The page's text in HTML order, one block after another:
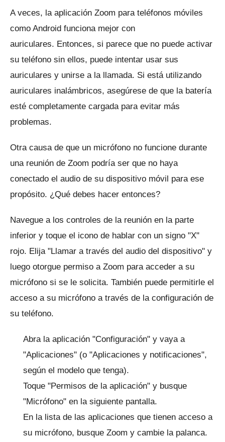
A veces, la aplicación Zoom para teléfonos móviles
como Android funciona mejor con
auriculares. Entonces, si parece que no puede activar
su teléfono sin ellos, puede intentar usar sus
auriculares y unirse a la llamada. Si está utilizando
auriculares inalámbricos, asegúrese de que la batería
esté completamente cargada para evitar más
problemas.
Otra causa de que un micrófono no funcione durante
una reunión de Zoom podría ser que no haya
conectado el audio de su dispositivo móvil para ese
propósito. ¿Qué debes hacer entonces?
Navegue a los controles de la reunión en la parte
inferior y toque el icono de hablar con un signo "X"
rojo. Elija "Llamar a través del audio del dispositivo" y
luego otorgue permiso a Zoom para acceder a su
micrófono si se le solicita. También puede permitirle el
acceso a su micrófono a través de la configuración de
su teléfono.
Abra la aplicación "Configuración" y vaya a
"Aplicaciones" (o "Aplicaciones y notificaciones",
según el modelo que tenga).
Toque "Permisos de la aplicación" y busque
"Micrófono" en la siguiente pantalla.
En la lista de las aplicaciones que tienen acceso a
su micrófono, busque Zoom y cambie la palanca.